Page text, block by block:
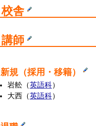
校舎
講師
新規（採用・移籍）
岩舩（英語科）
大西（英語科）